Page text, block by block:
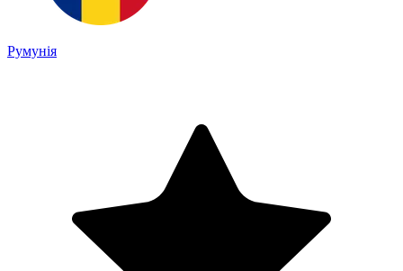
Румунія